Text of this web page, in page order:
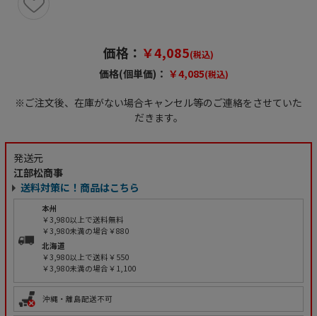
価格： ￥4,085(税込)
価格(個単価)： ￥4,085(税込)
※ご注文後、在庫がない場合キャンセル等のご連絡をさせていた
だきます。
発送元
江部松商事
送料対策に！商品はこちら
本州
￥3,980以上で送料無料
￥3,980未満の場合￥880
北海道
￥3,980以上で送料￥550
￥3,980未満の場合￥1,100
沖縄・離島配送不可